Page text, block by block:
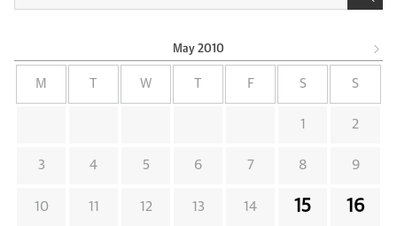
May 2010
M W F S S
1 2
3 4 5 6 7 8 9
10 11 12 13 14 15 16